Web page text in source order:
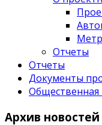
Отчеты
Отчеты
Документы
Общественная
Архив новостей